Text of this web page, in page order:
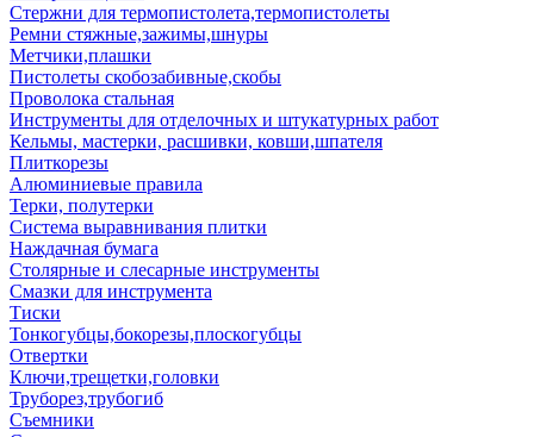
Стержни для термопистолета,термопистолеты
Ремни стяжные,зажимы,шнуры
Метчики,плашки
Пистолеты скобозабивные,скобы
Проволока стальная
Инструменты для отделочных и штукатурных работ
Кельмы, мастерки, расшивки, ковши,шпателя
Плиткорезы
Алюминиевые правила
Терки, полутерки
Система выравнивания плитки
Наждачная бумага
Столярные и слесарные инструменты
Смазки для инструмента
Тиски
Тонкогубцы,бокорезы,плоскогубцы
Отвертки
Ключи,трещетки,головки
Труборез,трубогиб
Съемники